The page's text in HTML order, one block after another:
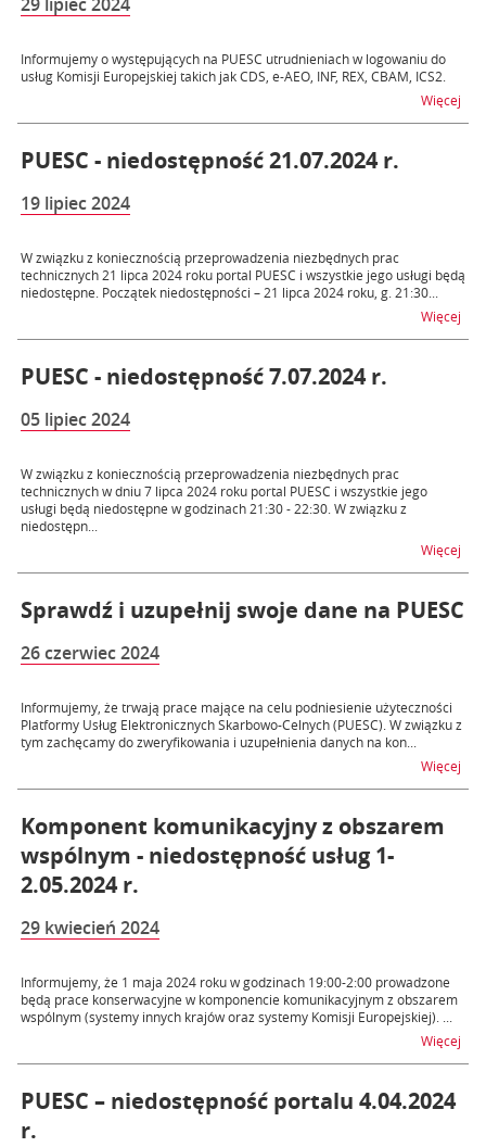
Informujemy o występujących na PUESC utrudnieniach w logowaniu do
usług Komisji Europejskiej takich jak CDS, e-AEO, INF, REX, CBAM, ICS2.
Więcej
PUESC - niedostępność 21.07.2024 r.
19 lipiec 2024
W związku z koniecznością przeprowadzenia niezbędnych prac
technicznych 21 lipca 2024 roku portal PUESC i wszystkie jego usługi będą
niedostępne. Początek niedostępności – 21 lipca 2024 roku, g. 21:30...
Więcej
PUESC - niedostępność 7.07.2024 r.
05 lipiec 2024
W związku z koniecznością przeprowadzenia niezbędnych prac
technicznych w dniu 7 lipca 2024 roku portal PUESC i wszystkie jego
usługi będą niedostępne w godzinach 21:30 - 22:30. W związku z
niedostępn...
Więcej
Sprawdź i uzupełnij swoje dane na PUESC
26 czerwiec 2024
Informujemy, że trwają prace mające na celu podniesienie użyteczności
Platformy Usług Elektronicznych Skarbowo-Celnych (PUESC). W związku z
tym zachęcamy do zweryfikowania i uzupełnienia danych na kon...
Więcej
Komponent komunikacyjny z obszarem
wspólnym - niedostępność usług 1-
2.05.2024 r.
29 kwiecień 2024
Informujemy, że 1 maja 2024 roku w godzinach 19:00-2:00 prowadzone
będą prace konserwacyjne w komponencie komunikacyjnym z obszarem
wspólnym (systemy innych krajów oraz systemy Komisji Europejskiej). ...
Więcej
PUESC – niedostępność portalu 4.04.2024
r.